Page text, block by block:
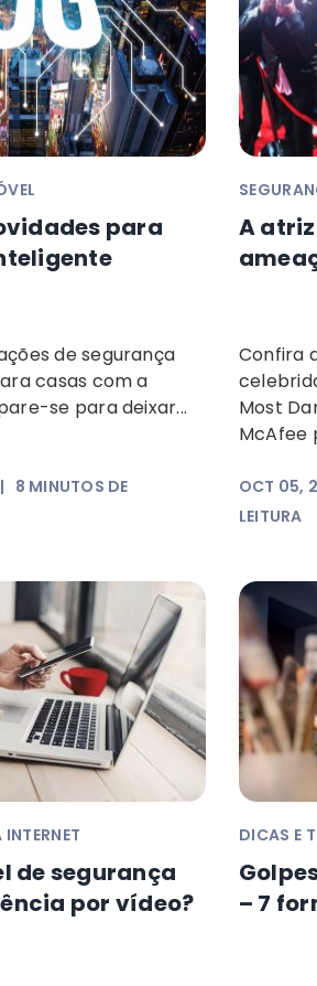
para
de segurança
casas com a
se para deixar...
| 8 MINUTOS DE
A
Confira
Most
McAfee
OCT 05,
LEITURA
de segurança
por vídeo?
DICAS E
– 7